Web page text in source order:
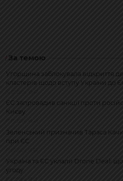
За темою
Угорщина заблокувала відкриття
кластерів щодо вступу України до
ЄС запровадив санкції проти
Києву
Зеленський призначив Тараса
при ЄС
Україна та ЄС уклали Drone Deal:
угоду